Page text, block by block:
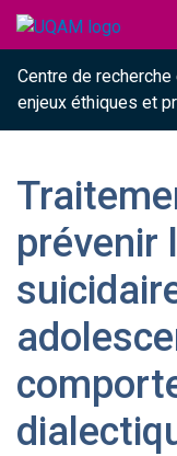
Raccourci vers le
Raccourci vers le
Raccourci vers la
Skip to main content
Skip to main menu
Skip to search
Centre de
enjeux éthiques et
prévenir